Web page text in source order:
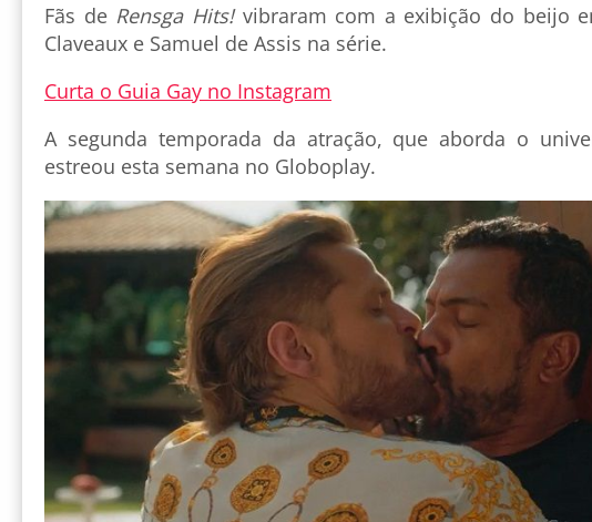
Fãs de Rensga Hits!vibraram com a exibição do beijo
Claveaux e Samuel de Assis na série.
Curta o Guia Gay no Instagram
A segunda temporada da atração, que aborda o
estreou esta semana no Globoplay.